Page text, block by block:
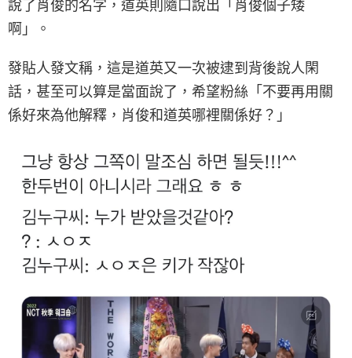
說了肖俊的名字，道英則隨口說出「肖俊個子矮
啊」。
發貼人發文稱，這是道英又一次被逮到背後說人閑
話，甚至可以算是當面說了，希望粉絲「不要再用關
係好來為他解釋，肖俊和道英哪裡關係好？」